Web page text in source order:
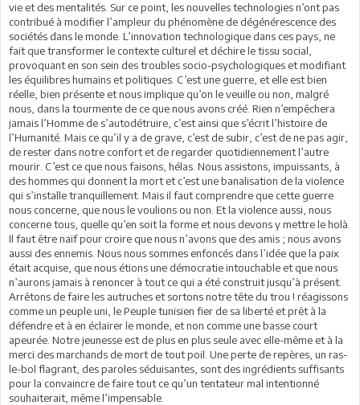
vie et des mentalités. Sur ce point, les nouvelles technologies n’ont pas
contribué à modifier l’ampleur du phénomène de dégénérescence des
sociétés dans le monde. L’innovation technologique dans ces pays, ne
fait que transformer le contexte culturel et déchire le tissu social,
provoquant en son sein des troubles socio-psychologiques et modifiant
les équilibres humains et politiques. C’est une guerre, et elle est bien
réelle, bien présente et nous implique qu’on le veuille ou non, malgré
nous, dans la tourmente de ce que nous avons créé. Rien n’empêchera
jamais l’Homme de s’autodétruire, c’est ainsi que s’écrit l’histoire de
l’Humanité. Mais ce qu’il y a de grave, c’est de subir, c’est de ne pas agir,
de rester dans notre confort et de regarder quotidiennement l’autre
mourir. C’est ce que nous faisons, hélas. Nous assistons, impuissants, à
des hommes qui donnent la mort et c’est une banalisation de la violence
qui s’installe tranquillement. Mais il faut comprendre que cette guerre
nous concerne, que nous le voulions ou non. Et la violence aussi, nous
concerne tous, quelle qu’en soit la forme et nous devons y mettre le holà.
Il faut être naïf pour croire que nous n’avons que des amis ; nous avons
aussi des ennemis. Nous nous sommes enfoncés dans l’idée que la paix
était acquise, que nous étions une démocratie intouchable et que nous
n’aurons jamais à renoncer à tout ce qui a été construit jusqu’à présent.
Arrêtons de faire les autruches et sortons notre tête du trou ! réagissons
comme un peuple uni, le Peuple tunisien fier de sa liberté et prêt à la
défendre et à en éclairer le monde, et non comme une basse court
apeurée. Notre jeunesse est de plus en plus seule avec elle-même et à la
merci des marchands de mort de tout poil. Une perte de repères, un ras-
le-bol flagrant, des paroles séduisantes, sont des ingrédients suffisants
pour la convaincre de faire tout ce qu’un tentateur mal intentionné
souhaiterait, même l’impensable.